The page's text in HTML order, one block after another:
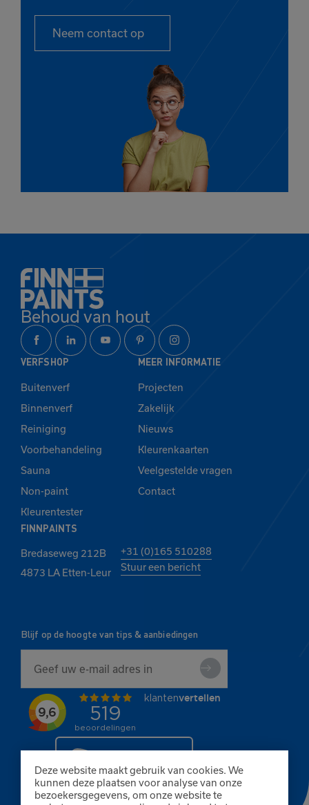
Deze website maakt gebruik van cookies. We
kunnen deze plaatsen voor analyse van onze
bezoekersgegevens, om onze website te
Neem contact op
Behoud van hout
VERFSHOP
Buitenverf
Binnenverf
Reiniging
Voorbehandeling
Sauna
Non-paint
Kleurentester
MEER INFORMATIE
Projecten
Zakelijk
Nieuws
Kleurenkaarten
Veelgestelde vragen
Contact
FINNPAINTS
Bredaseweg 212B
4873 LA Etten-Leur
+31 (0)165 510288
Stuur een bericht
Blijf op de hoogte van tips & aanbiedingen